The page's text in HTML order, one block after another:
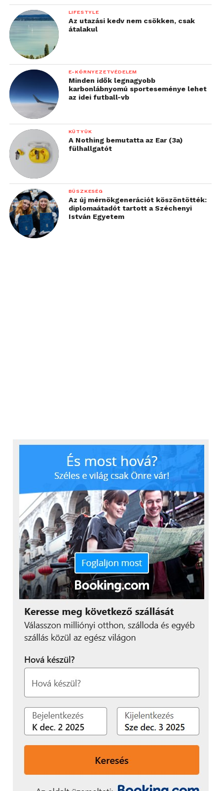
LIFESTYLE
Az utazási kedv nem csökken, csak
átalakul
E-KÖRNYEZETVÉDELEM
Minden idők legnagyobb
karbonlábnyomú sporteseménye lehet
az idei futball-vb
KÜTYÜK
A Nothing bemutatta az Ear (3a)
fülhallgatót
BÜSZKESÉG
Az új mérnökgenerációt köszöntötték:
diplomaátadót tartott a Széchenyi
István Egyetem